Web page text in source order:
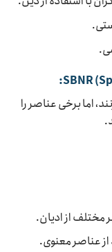
اما برخی عناصر را
مختلف از ادیان.
از عناصر معنوی.